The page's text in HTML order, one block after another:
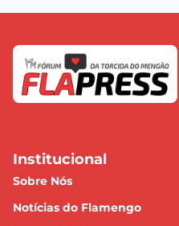
Institucional
Sobre Nós
Notícias do Flamengo